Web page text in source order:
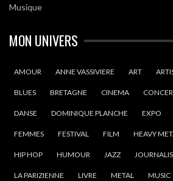
Musique
MON UNIVERS
AMOUR ANNE VASSIVIERE ART
BLUES BRETAGNE CINEMA
DANSE DOMINIQUE PLANCHE EXPO
FEMMES FESTIVAL FILM HEAVY
HIP HOP HUMOUR JAZZ
LA PARIZIENNE LIVRE METAL MUSIC